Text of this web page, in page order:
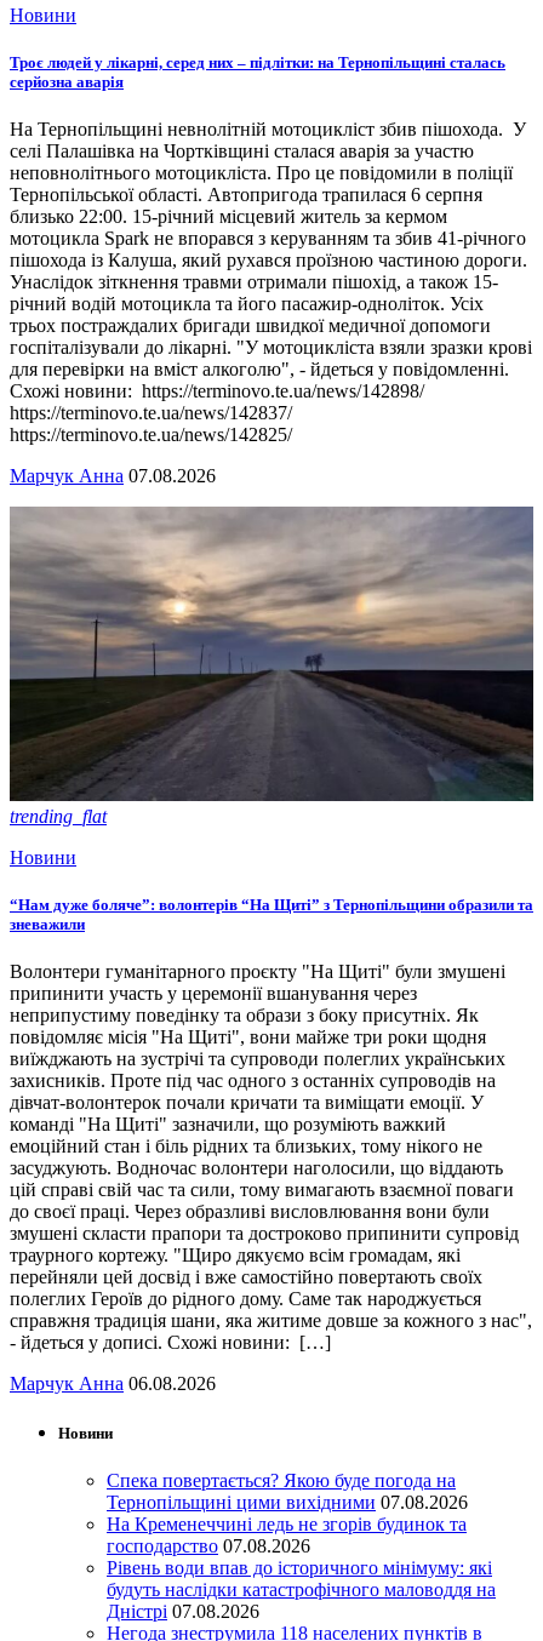
Новини
Троє людей у лікарні, серед них – підлітки: на Тернопільщині сталась
серйозна аварія
На Тернопільщині невнолітній мотоцикліст збив пішохода. У
селі Палашівка на Чортківщині сталася аварія за участю
неповнолітнього мотоцикліста. Про це повідомили в поліції
Тернопільської області. Автопригода трапилася 6 серпня
близько 22:00. 15-річний місцевий житель за кермом
мотоцикла Spark не впорався з керуванням та збив 41-річного
пішохода із Калуша, який рухався проїзною частиною дороги.
Унаслідок зіткнення травми отримали пішохід, а також 15-
річний водій мотоцикла та його пасажир-одноліток. Усіх
трьох постраждалих бригади швидкої медичної допомоги
госпіталізували до лікарні. "У мотоцикліста взяли зразки крові
для перевірки на вміст алкоголю", - йдеться у повідомленні.
Схожі новини: https://terminovo.te.ua/news/142898/
https://terminovo.te.ua/news/142837/
https://terminovo.te.ua/news/142825/
Марчук Анна 07.08.2026
trending_flat
Новини
“Нам дуже боляче”: волонтерів “На Щиті” з Тернопільщини образили та
зневажили
Волонтери гуманітарного проєкту "На Щиті" були змушені
припинити участь у церемонії вшанування через
неприпустиму поведінку та образи з боку присутніх. Як
повідомляє місія "На Щиті", вони майже три роки щодня
виїжджають на зустрічі та супроводи полеглих українських
захисників. Проте під час одного з останніх супроводів на
дівчат-волонтерок почали кричати та виміщати емоції. У
команді "На Щиті" зазначили, що розуміють важкий
емоційний стан і біль рідних та близьких, тому нікого не
засуджують. Водночас волонтери наголосили, що віддають
цій справі свій час та сили, тому вимагають взаємної поваги
до своєї праці. Через образливі висловлювання вони були
змушені скласти прапори та достроково припинити супровід
траурного кортежу. "Щиро дякуємо всім громадам, які
перейняли цей досвід і вже самостійно повертають своїх
полеглих Героїв до рідного дому. Саме так народжується
справжня традиція шани, яка житиме довше за кожного з нас",
- йдеться у дописі. Схожі новини: […]
Марчук Анна 06.08.2026
Новини
Спека повертається? Якою буде погода на
Тернопільщині цими вихідними 07.08.2026
На Кременеччині ледь не згорів будинок та
господарство 07.08.2026
Рівень води впав до історичного мінімуму: які
будуть наслідки катастрофічного маловоддя на
Дністрі 07.08.2026
Негода знеструмила 118 населених пунктів в